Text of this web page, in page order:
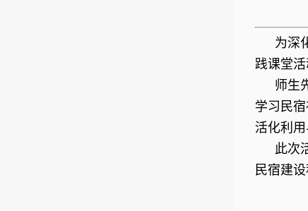
为深
践课堂
师生
学习民
活化利
此次
民宿建